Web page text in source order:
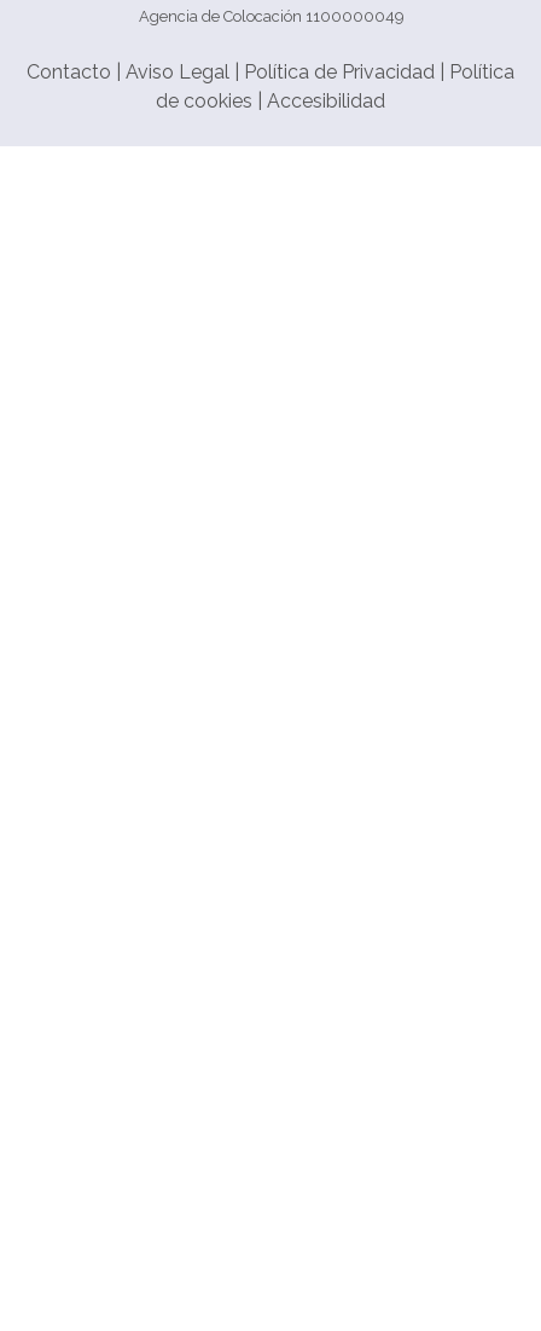
Agencia de Colocación 1100000049
Contacto Aviso Legal Política de Privacidad
Política
de cookies
Accesibilidad